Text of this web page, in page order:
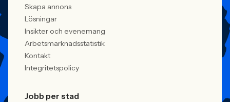
Skapa annons
Lösningar
Insikter och evenemang
Arbetsmarknadsstatistik
Kontakt
Integritetspolicy
Jobb per stad